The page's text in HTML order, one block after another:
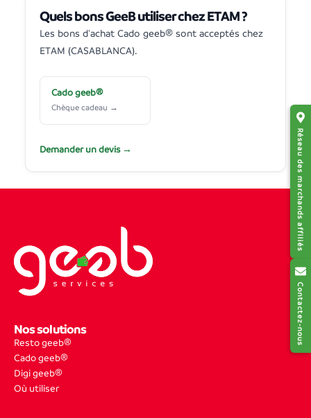
Réseau des marchands affiliés
Contactez-nous
Quels bons GeeB utiliser chez ETAM ?
Les bons d'achat Cado geeb® sont acceptés chez
ETAM (CASABLANCA).
Cado geeb®
Chèque cadeau →
Demander un devis →
Nos solutions
Resto geeb®
Cado geeb®
Digi geeb®
Où utiliser